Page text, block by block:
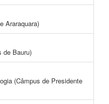
Araraquara)
de Bauru)
(Câmpus de Presidente